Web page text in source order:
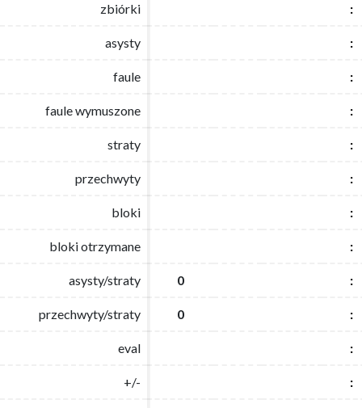
zbiórki :
asysty :
faule :
faule wymuszone :
straty :
przechwyty :
bloki :
bloki otrzymane :
asysty/straty 0 :
przechwyty/straty 0 :
eval :
+/- :
zbiórki :
asysty :
faule :
faule wymuszone :
straty :
przechwyty :
bloki :
bloki otrzymane :
asysty/straty 0 :
przechwyty/straty 0 :
eval :
+/- :